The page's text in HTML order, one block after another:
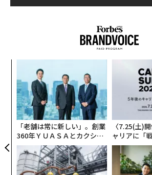
残りの2つがスペースXとブルーオリジ
発企業だ。意志と資金さえあれば、政府
早く、人類を火星に送り込むことができ
「老舗は常に新しい」。創業
360年ＹＵＡＳＡとカクシン
CEO田尻望が語る、AIを超え
る人の価値
〈7.25(土)
ャリアに「
トップエグ
リアに触れ
UMMIT 2026